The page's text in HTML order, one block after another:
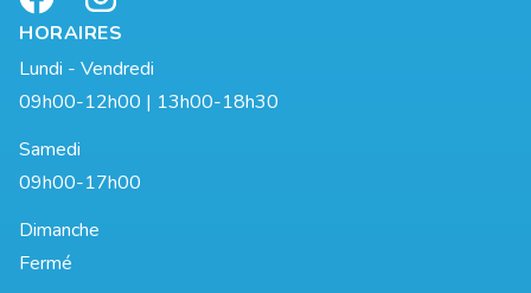
HORAIRES
Lundi - Vendredi
09h00-12h00 | 13h00-18h30
Samedi
09h00-17h00
Dimanche
Fermé